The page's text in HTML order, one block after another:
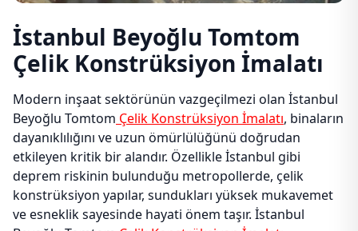
İstanbul Beyoğlu Tomtom
Çelik Konstrüksiyon İmalatı
Modern inşaat sektörünün vazgeçilmezi olan İstanbul
Beyoğlu Tomtom Çelik Konstrüksiyon İmalatı, binaların
dayanıklılığını ve uzun ömürlülüğünü doğrudan
etkileyen kritik bir alandır. Özellikle İstanbul gibi
deprem riskinin bulunduğu metropollerde, çelik
konstrüksiyon yapılar, sundukları yüksek mukavemet
ve esneklik sayesinde hayati önem taşır. İstanbul